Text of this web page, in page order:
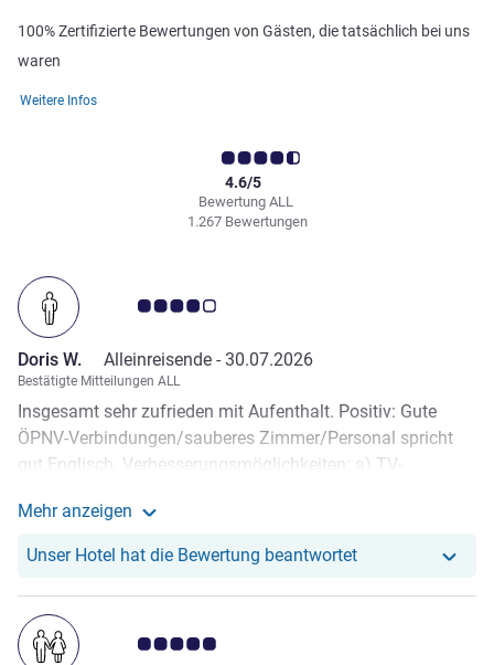
100% Zertifizierte Bewertungen von Gästen, die tatsächlich bei uns
waren
Weitere Infos
Bewertung ALL
4.6/5
1.267 Bewertungen
Note Kundenmeinungen 4.0/5
Doris W. Alleinreisende - 30.07.2026
Bestätigte Mitteilungen ALL
Insgesamt sehr zufrieden mit Aufenthalt. Positiv: Gute
ÖPNV-Verbindungen/sauberes Zimmer/Personal spricht
gut Englisch. Verbesserungsmöglichkeiten: a) TV-
sowie weitere internationale Sender in Englisch,
Französisch etc. Dies ist heutzutage bei ACCOR-Hotels
üblich. b) Frühstück insgesamt schöne, breite Auswahl.
Allerdings vermisste ich Haferflocken/Müsli. Sie haben
mehrere (ungesunde) amerikanische. Cerealien im
Angebot. Dabei sind Haferflocken gesünder u. vermutlich
Mehr anzeigen
Unser Hotel hat die Bewertung beantwortetUnser Hotel hat
Note Kundenmeinungen 5.0/5